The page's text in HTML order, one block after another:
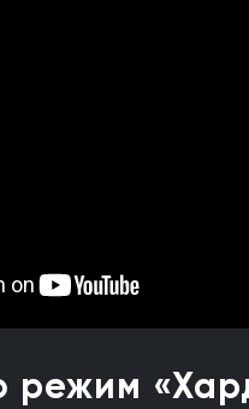
режим